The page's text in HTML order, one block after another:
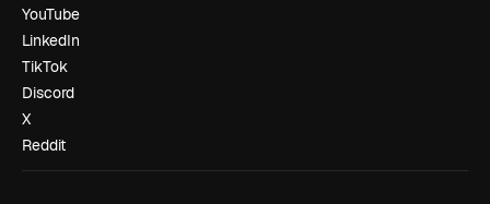
YouTube
LinkedIn
TikTok
Discord
X
Reddit